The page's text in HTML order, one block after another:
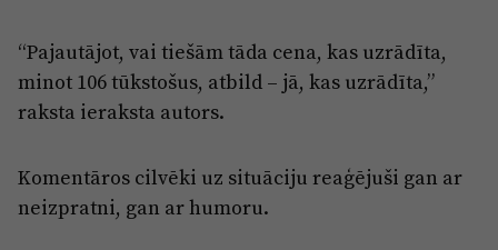
“Pajautājot, vai tiešām tāda cena, kas uzrādīta,
minot 106 tūkstošus, atbild – jā, kas uzrādīta,”
raksta ieraksta autors.
Komentāros cilvēki uz situāciju reaģējuši gan ar
neizpratni, gan ar humoru.